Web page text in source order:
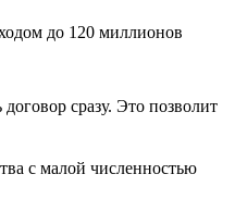
до 120 миллионов
сразу. Это позволит
с малой численностью